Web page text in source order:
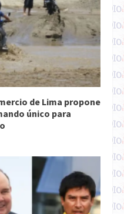
de Lima propone
único para